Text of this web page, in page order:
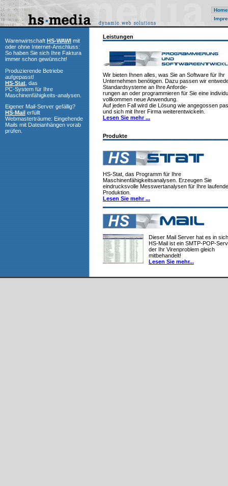
Home
WarenwirtschaftHS-WAWImit
oder ohne Internet-Anschluss:
So haben Sie sich Ihre Faktura
immer schon gewünscht!
Produzierende Betriebe
aufgepasst!
HS-Stat, das
PC-System für Ihre
Maschinenfähigkeits-analysen.
Eigener Mail-Server gefällig?
HS-Mailerfüllt
Webmasterträume: Eingehende
Mails mit Dateianhängen vorab
prüfen.
Leistungen
Wir bieten Ihnen alles, was Sie an Software für Ihr
Unternehmen benötigen. Dazu passen wir
Standardsysteme an Ihre Anforde-
rungen an oder programmieren für Sie eine
vollkommen neue Anwendung.
Auf jeden Fall wird die Lösung wie angegossen
und sich mit Ihrer Firma weiterentwickeln.
Lesen Sie mehr ...
Produkte
HS-Stat, das Programm für Ihre
Maschinenfähigkeitsanalysen. Erzeugen Sie
eindrucksvolle Messwertanalysen für Ihre laufende
Produktion.
Lesen Sie mehr ...
Dieser Mail Server hat es in
HS-Mail ist ein SMTP-POP-
der Ihr Virenproblem gleich
mitbehandelt!
Lesen Sie mehr...